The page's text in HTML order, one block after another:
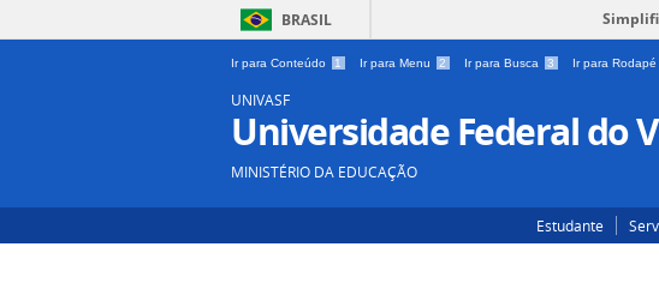
BRASIL
Ir para Conteúdo 1 Ir para Menu 2 Ir para Busca 3 Ir para Rodapé
UNIVASF
Universidade Federal do
MINISTÉRIO DA EDUCAÇÃO
Estudante